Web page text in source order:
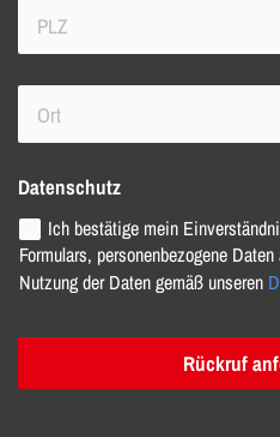
Datenschutz
Ich bestätige mein
Formulars, personenbezogene
Nutzung der Daten gemäß unseren
Rückruf